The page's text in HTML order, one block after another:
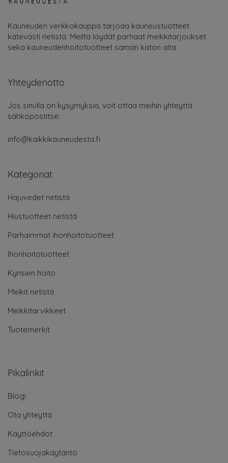
Kauneuden verkkokauppa tarjoaa kauneustuotteet
kätevästi netistä. Meiltä löydät parhaat meikkitarjoukset
sekä kauneudenhoitotuotteet saman katon alta.
Yhteydenotto
Jos sinulla on kysymyksiä, voit ottaa meihin yhteyttä
sähköpostitse:
info@kaikkikauneudesta.fi
Kategoriat
Hajuvedet netistä
Hiustuotteet netistä
Parhaimmat ihonhoitotuotteet
Ihonhoitotuotteet
Kynsien hoito
Meikit netistä
Meikkitarvikkeet
Tuotemerkit
Pikalinkit
Blogi
Ota yhteyttä
Käyttöehdot
Tietosuojakäytäntö